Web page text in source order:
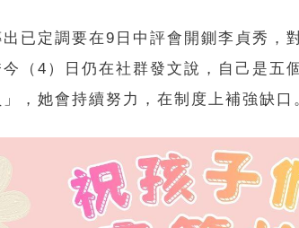
已定調要在9日中評會開鍘李貞秀，
（4）日仍在社群發文說，自己是五
，她會持續努力，在制度上補強缺口